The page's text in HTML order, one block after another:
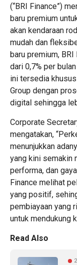
(“BRI Finance”)
baru premium
akan kendaraan
mudah dan
baru premium,
dari 0,7% per
ini tersedia khusus
Group dengan
digital sehingga
Corporate
mengatakan,
menunjukkan
yang kini semakin
performa, dan
Finance melihat
yang positif,
pembiayaan yang
untuk mendukung
Read Also